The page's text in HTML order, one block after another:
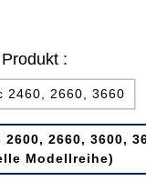
:
2460, 2660, 3660
2660, 3600,
Modellreihe)